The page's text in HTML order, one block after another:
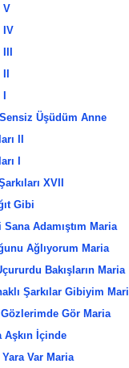
V
IV
Üşüdüm Anne
II
I
XVII
Gibi
Adamıştım Maria
Ağlıyorum Maria
Bakışların Maria
Şarkılar Gibiyim
Gözlerimde Gör Maria
Aşkın İçinde
Var Maria